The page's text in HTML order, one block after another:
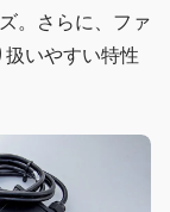
。さらに、ファ
いやすい特性